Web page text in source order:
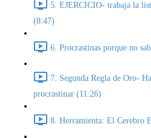
5. EJERCICIO- trabaja la
(8:47)
6. Procrastinas porque no
7. Segunda Regla de Oro-
procrastinar (11:26)
8. Herramienta: El Cerebro